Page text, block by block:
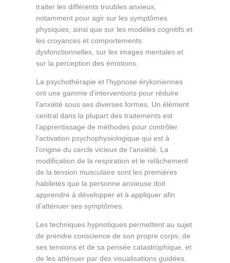
traiter les différents troubles anxieux,
notamment pour agir sur les symptômes
physiques, ainsi que sur les modèles cognitifs et
les croyances et comportements
dysfonctionnelles, sur les images mentales et
sur la perception des émotions.
La psychothérapie et l’hypnose érykoniennes
ont une gamme d’interventions pour réduire
l’anxiété sous ses diverses formes. Un élément
central dans la plupart des traitements est
l’apprentissage de méthodes pour contrôler
l’activation psychophysiologique qui est à
l’origine du cercle vicieux de l’anxiété. La
modification de la respiration et le relâchement
de la tension musculaire sont les premières
habiletés que la personne anxieuse doit
apprendre à développer et à appliquer afin
d’atténuer ses symptômes.
Les techniques hypnotiques permettent au sujet
de prendre conscience de son propre corps, de
ses tensions et de sa pensée catastrophique, et
de les atténuer par des visualisations guidées.